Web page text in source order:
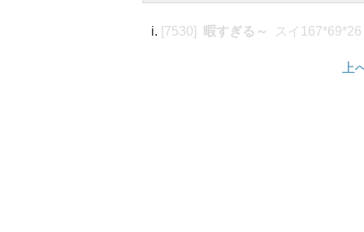
[7530] 暇すぎる～ スイ167*69*26
上